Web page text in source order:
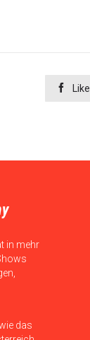
 Like
in mehr
das